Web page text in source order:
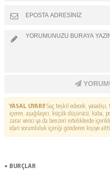
YASAL UYARI!Suç teşkil edecek,
içeren, aşağılayıcı, küçük düşürücü, kaba,
zarar verici ya da benzeri niteliklerde
idari sorumluluk içeriği gönderen kişiye
BURÇLAR